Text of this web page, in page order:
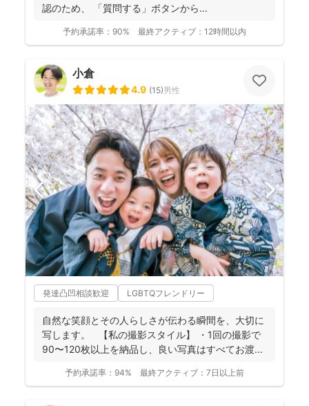
認のため、 「質問する」ボタンから...
予約承諾率： 90% 最終アクティブ： 12時間以内
小倉
4.9 (15)男性
発達凸凹相談歓迎 LGBTQフレンドリー
自然な笑顔とその人らしさが伝わる瞬間を、大切に
写します。 【私の撮影スタイル】 ・1回の撮影で
90〜120枚以上を納品し、良い写真はすべてお渡...
予約承諾率： 94% 最終アクティブ： 7日以上前